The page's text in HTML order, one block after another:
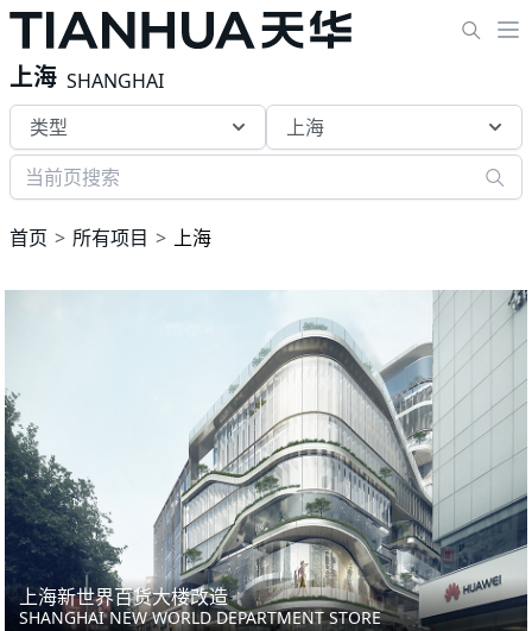
上海 SHANGHAI
类型
上海
首页 所有项目 上海
上海新世界百货大楼改造
SHANGHAI NEW WORLD DEPARTMENT STORE